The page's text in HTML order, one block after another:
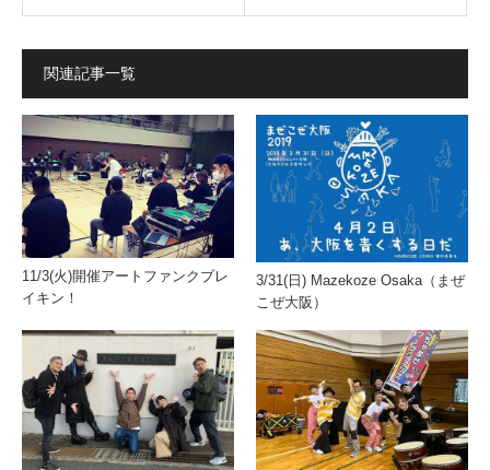
関連記事一覧
11/3(火)開催アートファンクブレ
イキン！
3/31(日) Mazekoze Osaka（まぜ
こぜ大阪）